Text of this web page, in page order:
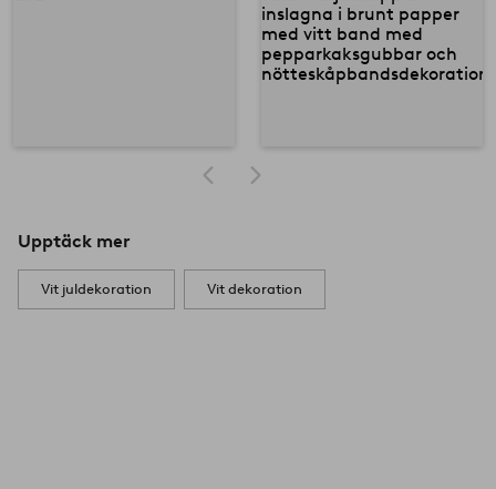
Upptäck mer
Vit juldekoration Vit dekoration